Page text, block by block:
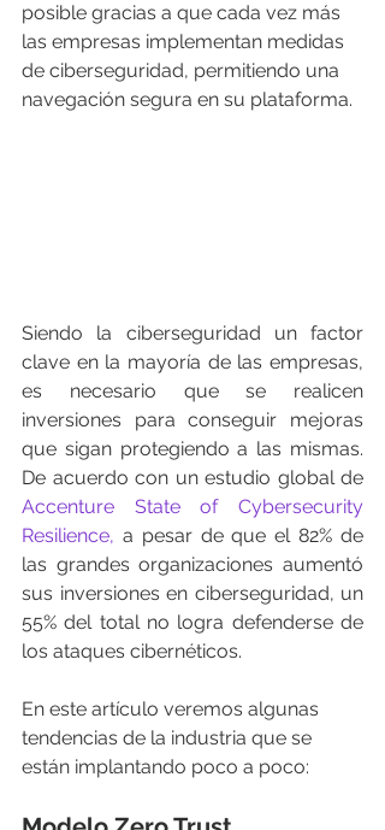
posible gracias a que cada vez más
las empresas implementan medidas
de ciberseguridad, permitiendo una
navegación segura en su plataforma.
Siendo la ciberseguridad un factor
clave en la mayoría de las empresas,
es necesario que se realicen
inversiones para conseguir mejoras
que sigan protegiendo a las mismas.
Accenture State of Cybersecurity
Resilience, a pesar de que el 82% de
las grandes organizaciones aumentó
sus inversiones en ciberseguridad, un
55% del total no logra defenderse de
los ataques cibernéticos.
En este artículo veremos algunas
tendencias de la industria que se
están implantando poco a poco: